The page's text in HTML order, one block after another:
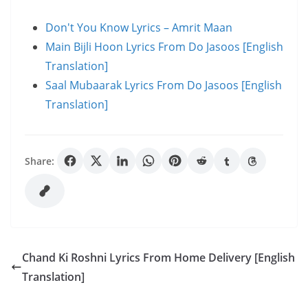
Don't You Know Lyrics – Amrit Maan
Main Bijli Hoon Lyrics From Do Jasoos [English
Translation]
Saal Mubaarak Lyrics From Do Jasoos [English
Translation]
Share:
Chand Ki Roshni Lyrics From Home Delivery [English
Translation]